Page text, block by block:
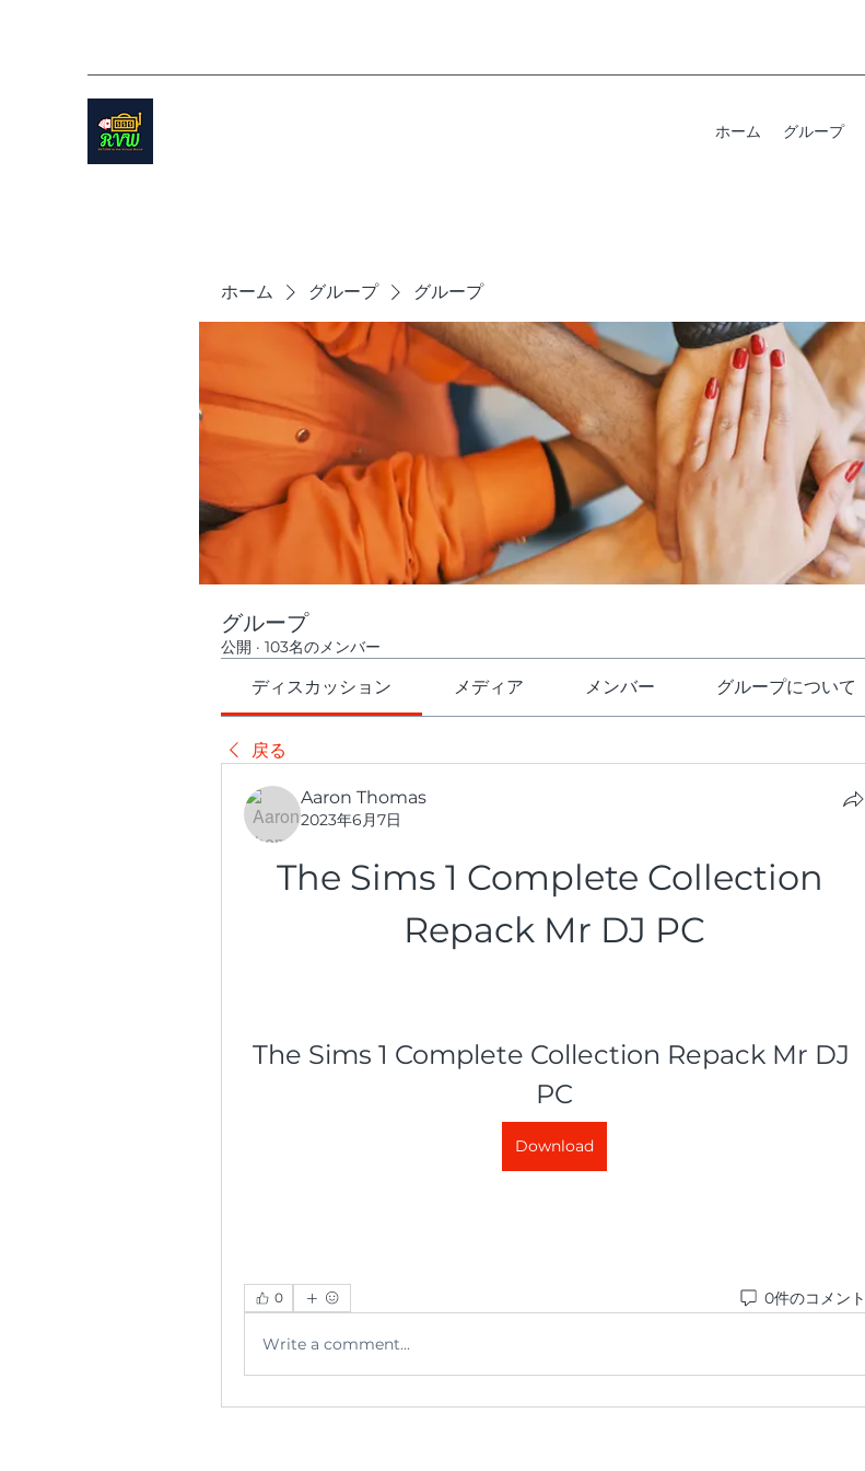
ホーム グループ
ホーム グループ グループ
グループ
公開 · 103名のメンバー
ディスカッション メディア メンバー グループについて
戻る
Aaron Thomas
2023年6月7日
The Sims 1 Complete Collection
Repack Mr DJ PC
The Sims 1 Complete Collection Repack Mr DJ
PC
Download
0 0件のコメント
Write a comment...